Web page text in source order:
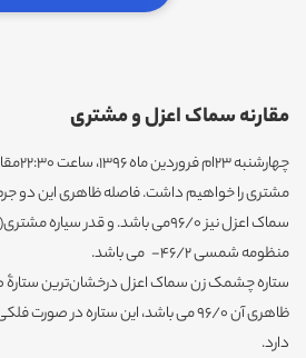
مقارنه سماک اعزل و مشتری
سماک اعزل نیز 96/0می باشد. و قدر
منظومه شمسی 46/2- می باشد.
ستاره چشمک زن سماک اعزل درخشان‌ترین
دارد.